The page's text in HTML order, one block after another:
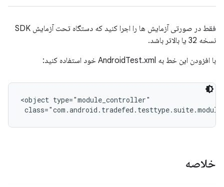
فقط در صورتی آزمایش ها را اجرا کنید که دستگاه تحت آزمایش SDK
نسخه 32 یا بالاتر باشد.
با افزودن این خط به AndroidTest.xml خود استفاده کنید:
<object type="module_controller"
خلاصه